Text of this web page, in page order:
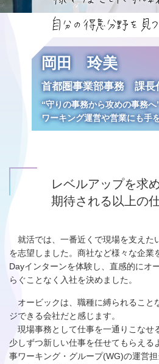
岡田 玲美
首都圏事業部事務 課長
“守りの事務から攻めの事務へ
ワーキング運営や営業にも手
レベルアップを求
期待される以上の
就活では、一番近くで現場を支えた
を志望しました。商社など様々な企業
Dayインターンを体験し、直感的にオ
らぐことなく入社を決めました。
オービックは、職種に縛られること
ジできる会社だと感じます。
現場事務として仕事を一通りこなせ
少しずつ新しい仕事を任せてもらえる
事ワーキング・グループ(WG)の運営